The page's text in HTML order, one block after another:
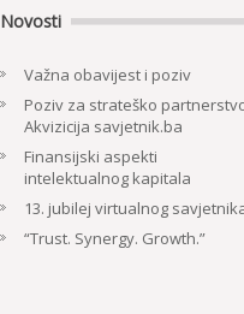
Novosti
Važna obavijest i poziv
Poziv za strateško
Akvizicija savjetnik.ba
Finansijski aspekti
intelektualnog kapitala
13. jubilej virtualnog
“Trust. Synergy. Growth.”